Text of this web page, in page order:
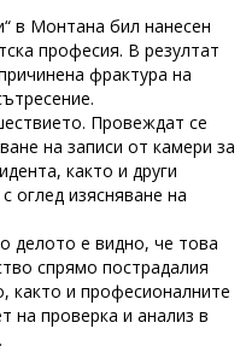
в Монтана бил нанесен
професия. В резултат
фрактура на
Провеждат се
на записи от камери за
както и други
оглед изясняване на
делото е видно, че това
спрямо пострадалия
както и професионалните
на проверка и анализ в